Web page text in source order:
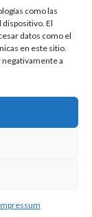
como las
dispositivo. El
datos como el
en este sitio.
a